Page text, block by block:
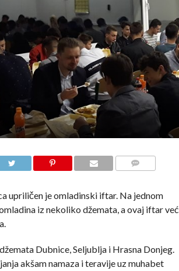
upriličen je omladinski iftar. Na jednom
iz nekoliko džemata, a ovaj iftar već
Dubnice, Seljublja i Hrasna Donjeg.
akšam namaza i teravije uz muhabet